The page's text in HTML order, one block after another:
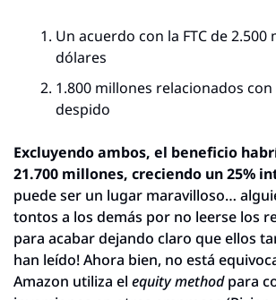
Un acuerdo con la FTC de 2.500
dólares
1.800 millones relacionados
despido
Excluyendo ambos, el beneficio
21.700 millones, creciendo un 25%
puede ser un lugar maravilloso…
tontos a los demás por no leerse los
para acabar dejando claro que ellos
han leído! Ahora bien, no está
Amazon utiliza el equity method para